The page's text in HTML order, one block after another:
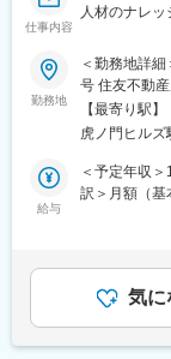
※将来的に海
しています。
■求人の魅力
・何をしたら
業伸長に主
・ペイメント
今後の技術
上ない環境
■当社の特徴
仕事内容
人材のナレ
アーチーズが
トフォーム
スパートの
次情報データ
現在、当社
界中から注目
エキスパート
ェンス」へ
Endで創り
勤務地
＜勤務地詳
号 住友不動
の範囲：会
【最寄り駅】
虎ノ門ヒルズ
給与
＜予定年収
訳＞月額（
当社規定に
します。■年
金はあくまで
があります。
気に